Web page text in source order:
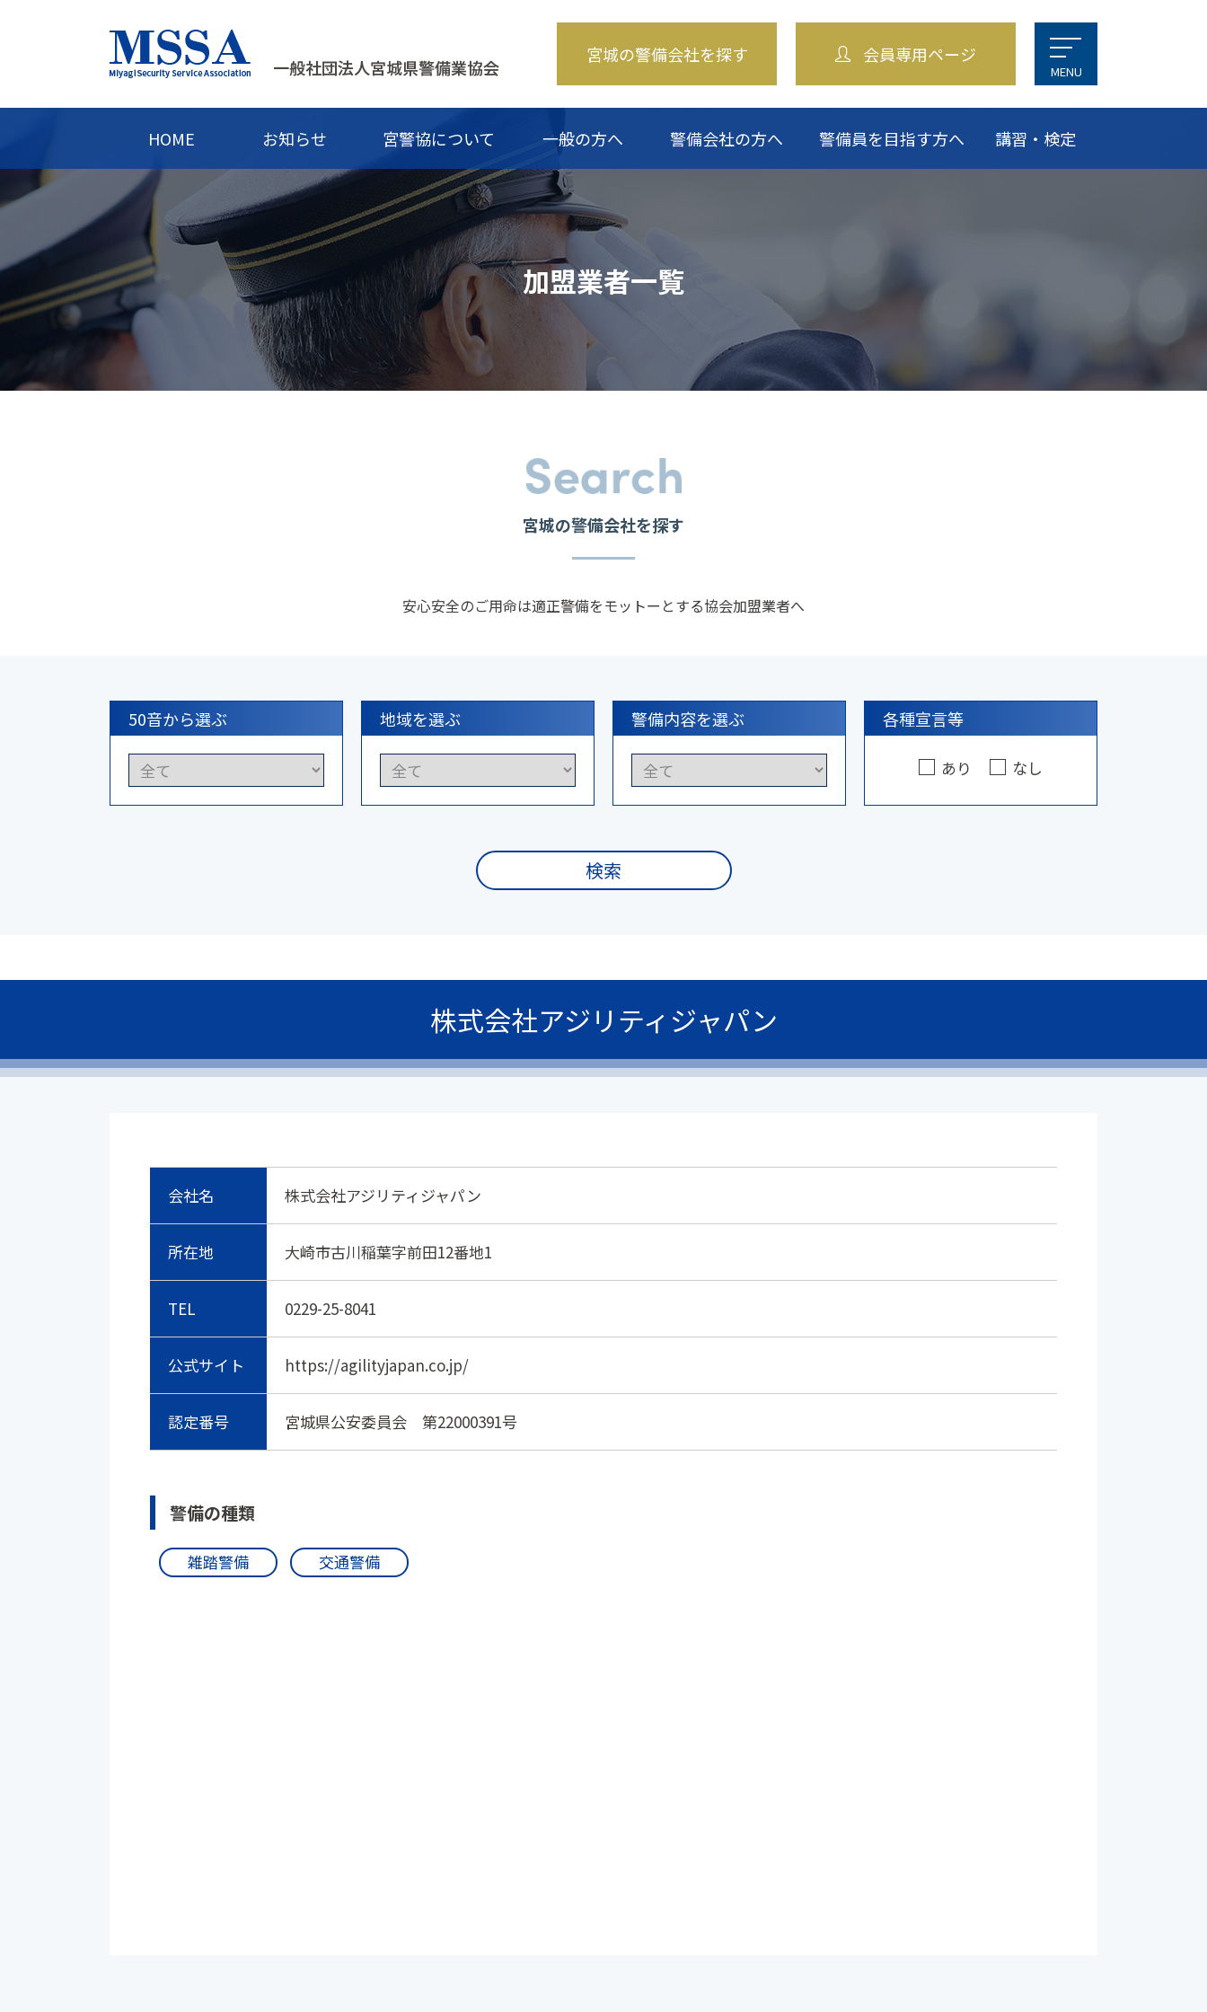
宮城の警備会社を探す 会員専用ページ
MENU
HOME お知らせ 宮警協について
協会の活動・取組み 青年部について 入会のご案内
一般の方へ
警備について知ろう 護身教室のご案内 警備業災害緊急支援隊について
警備会社の方へ
警備員の教育と資格 年間行事一覧 講習・検定 斡旋商品一覧
警備員を目指す方へ
警備の仕事について 警備員になるには？ 警備の仕事Q&A
講習・検定
加盟業者一覧
宮城の警備会社を探す
安心安全のご用命は適正警備をモットーとする協会加盟業者へ
50音から選ぶ 地域を選ぶ 警備内容を選ぶ 各種宣言等
あり なし
検索
株式会社アジリティジャパン
会社名 株式会社アジリティジャパン
所在地 大崎市古川稲葉字前田12番地1
TEL 0229-25-8041
公式サイト https://agilityjapan.co.jp/
認定番号 宮城県公安委員会 第22000391号
警備の種類
雑踏警備 交通警備